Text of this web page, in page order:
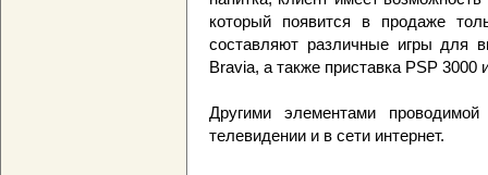
который появится в продаже
составляют различные игры для
Bravia, а также приставка PSP 3000
Другими элементами
телевидении и в сети интернет.